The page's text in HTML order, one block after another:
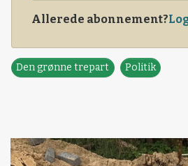
Allerede abonnement?
Den grønne trepart Politik